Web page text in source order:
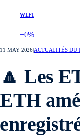
WLFI
+0%
11 MAY 2026 ACTUALITÉS DU
🔼 Les
ETH